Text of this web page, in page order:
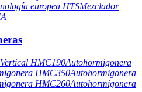
europea HTSMezclador
HMC190Autohormigonera
HMC350Autohormigonera
HMC260Autohormigonera